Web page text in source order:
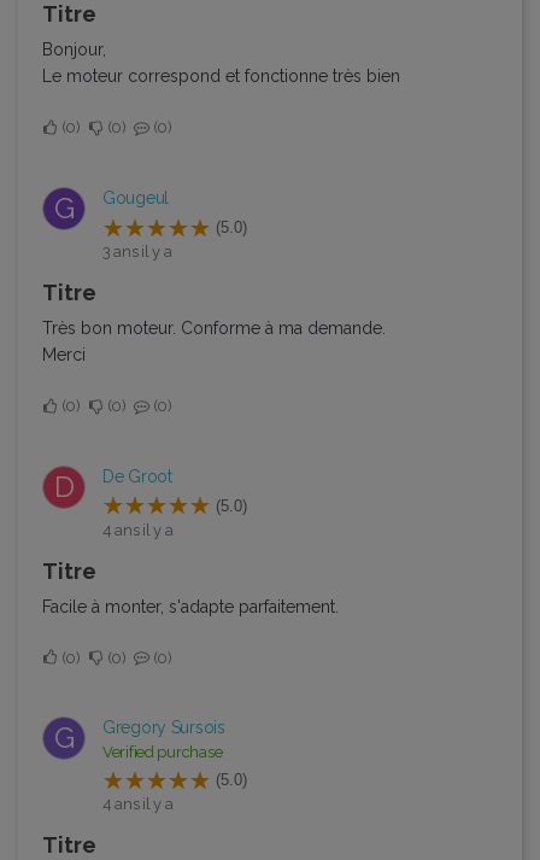
Titre
Bonjour,
Le moteur correspond et fonctionne très bien
0 0 0
G Gougeul
(5.0)
3 ans il y a
Titre
Très bon moteur. Conforme à ma demande.
Merci
0 0 0
D De Groot
(5.0)
4 ans il y a
Titre
Facile à monter, s'adapte parfaitement.
0 0 0
G Gregory Sursois
Verified purchase
(5.0)
4 ans il y a
Titre